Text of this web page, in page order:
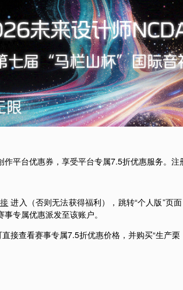
作平台优惠券，享受平台专属7.5折优惠服务。
进入（否则无法获得福利），跳转“个人版”页
专属优惠派发至该账户。
接查看赛事专属7.5折优惠价格，并购买“生产栗